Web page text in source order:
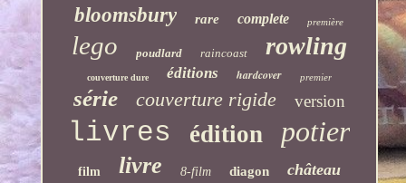
bloomsbury rare complete première
lego poudlard raincoast rowling
couverture dure éditions hardcover premier
série couverture rigide version
livres édition potier
film livre 8-film diagon château